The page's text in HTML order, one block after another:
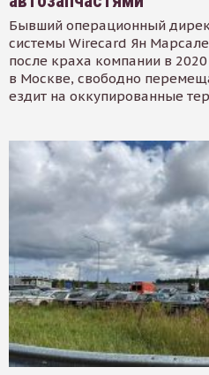
Бывший операционный
системы Wirecard Ян
после краха компании в
в Москве, свободно
ездит на оккупированные